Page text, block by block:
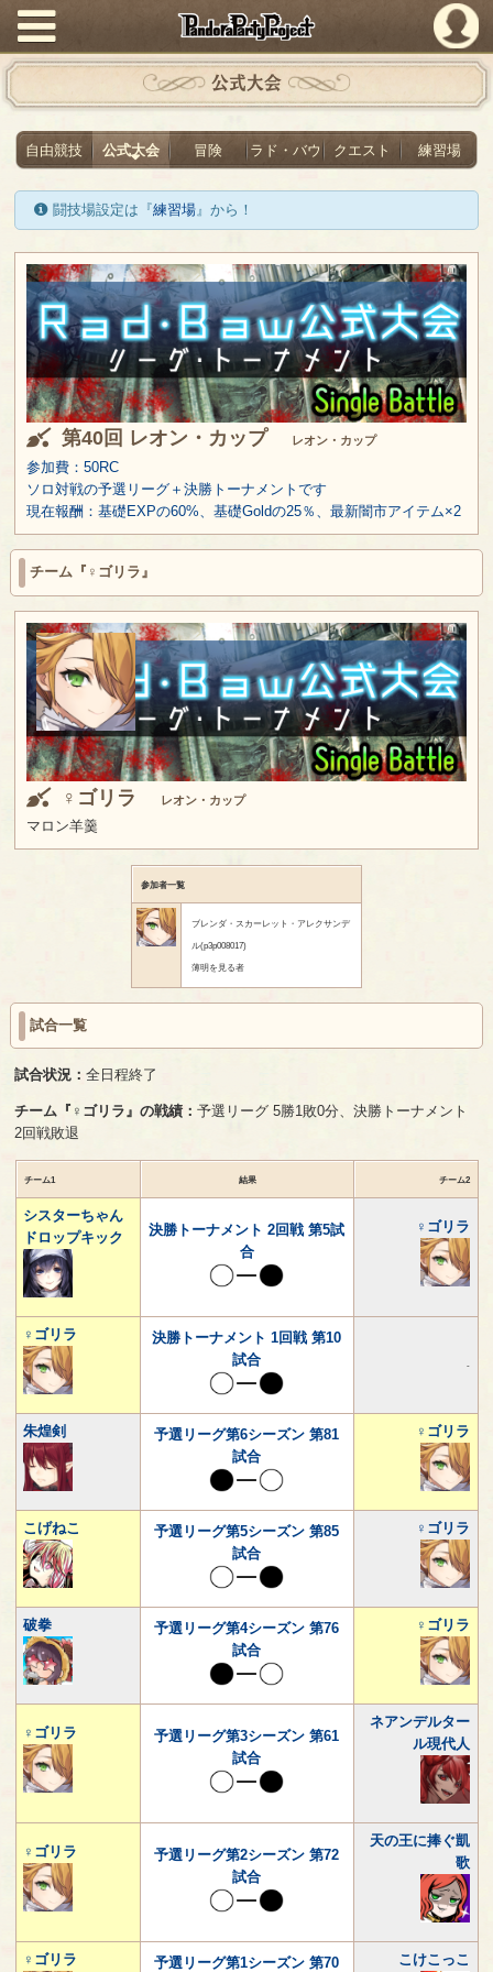
PandoraPartyProject
公式大会
自由競技 公式大会 冒険 ラド・バウ クエスト 練習場
闘技場設定は『練習場』から！
第40回 レオン・カップ レオン・カップ
参加費：50RC
ソロ対戦の予選リーグ＋決勝トーナメントです
現在報酬：基礎EXPの60%、基礎Goldの25％、最新闇市アイテム×2
チーム『♀ゴリラ』
♀ゴリラ レオン・カップ
マロン羊羹
参加者一覧
ブレンダ・スカーレット・アレクサンデ
ル(p3p008017)
薄明を見る者
試合一覧
試合状況：全日程終了
チーム『♀ゴリラ』の戦績：予選リーグ 5勝1敗0分、決勝トーナメント
2回戦敗退
チーム1 結果 チーム2
シスターちゃん
ドロップキック
決勝トーナメント 2回戦 第5試
合
♀ゴリラ
♀ゴリラ
決勝トーナメント 1回戦 第10
試合
-
朱煌剣
予選リーグ第6シーズン 第81
試合
♀ゴリラ
こげねこ
予選リーグ第5シーズン 第85
試合
♀ゴリラ
破拳
予選リーグ第4シーズン 第76
試合
♀ゴリラ
♀ゴリラ
予選リーグ第3シーズン 第61
試合
ネアンデルター
ル現代人
♀ゴリラ
予選リーグ第2シーズン 第72
試合
天の王に捧ぐ凱
歌
♀ゴリラ 予選リーグ第1シーズン 第70 こけこっこ